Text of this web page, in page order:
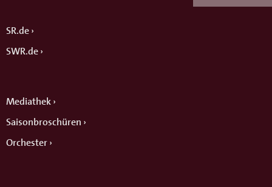
SR.de
SWR.de
Mediathek
Saisonbroschüren
Orchester